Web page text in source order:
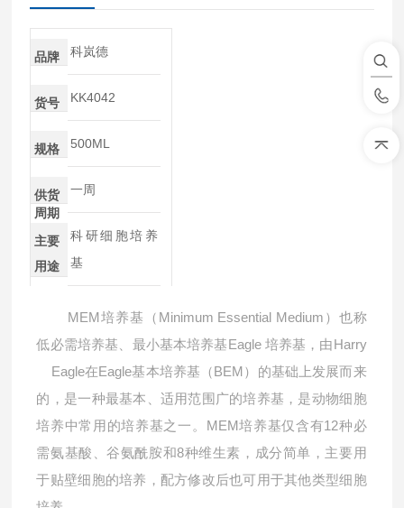
品牌 科岚德
货号 KK4042
规格 500ML
供货
周期
一周
主要
用途
科研细胞培养
基
MEM培养基（ Minimum Essential Medium ）也称
低必需培养基、最小基本培养基Eagle 培养基，由Harry
Eagle在Eagle基本培养基（BEM）的基础上发展而来
的，是一种最基本、适用范围广的培养基，是动物细胞
培养中常用的培养基之一。 MEM培养基仅含有12种必
需氨基酸、谷氨酰胺和8种维生素，成分简单，主要用
于贴壁细胞的培养，配方修改后也可用于其他类型细胞